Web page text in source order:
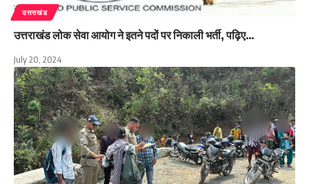
उत्तराखंड
उत्तराखंड लोक सेवा आयोग ने इतने पदों पर निकाली भर्ती, पढ़िए…
July 20, 2024